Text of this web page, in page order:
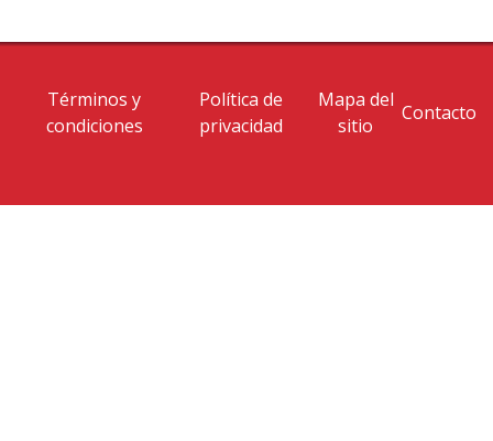
Términos y
condiciones
Política de
privacidad
Mapa del
sitio
Contacto